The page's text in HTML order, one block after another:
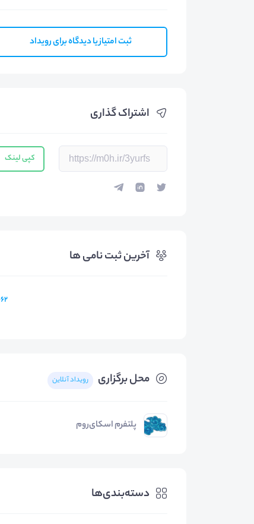
ثبت امتیاز یا دیدگاه برای رویداد
اشتراک گذاری
کپی لینک
آخرین ثبت نامی ها
62+
محل برگزاری رویداد آنلاین
پلتفرم اسکای‌روم
دسته‌بندی‌ها